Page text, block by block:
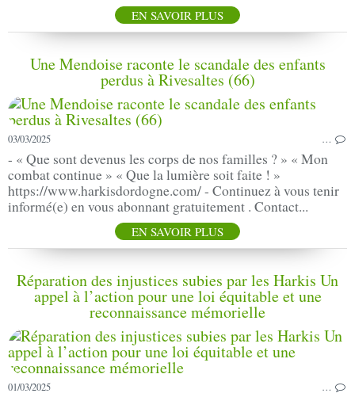
EN SAVOIR PLUS
Une Mendoise raconte le scandale des enfants
perdus à Rivesaltes (66)
03/03/2025 …
- « Que sont devenus les corps de nos familles ? » « Mon
combat continue » « Que la lumière soit faite ! »
https://www.harkisdordogne.com/ - Continuez à vous tenir
informé(e) en vous abonnant gratuitement . Contact...
EN SAVOIR PLUS
Réparation des injustices subies par les Harkis Un
appel à l’action pour une loi équitable et une
reconnaissance mémorielle
01/03/2025 …